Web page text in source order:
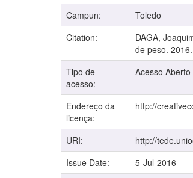
Campun:
Toledo
Citation:
DAGA,
de peso.
Tipo de
acesso:
Acesso Aberto
Endereço da
licença:
http://
URI:
http://
Issue Date:
5-Jul-2016